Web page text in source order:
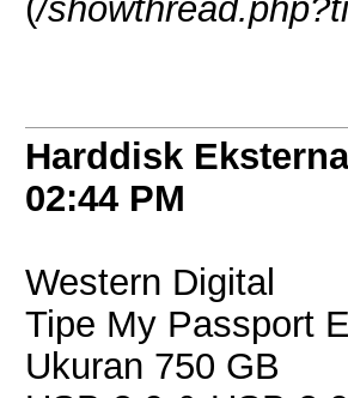
(/
Harddisk
02:44 PM
Western Digital
Tipe My Passport
Ukuran 750 GB